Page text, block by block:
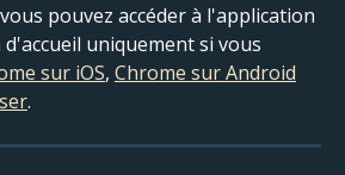
pouvez accéder à l'application
uniquement si vous
sur iOS, Chrome sur Android
.